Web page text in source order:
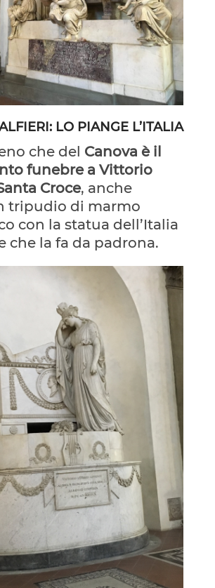
LO PIANGE L’ITALIA
che del Canova è il
funebre a Vittorio
Croce, anche
tripudio di marmo
con la statua dell’Italia
che la fa da padrona.